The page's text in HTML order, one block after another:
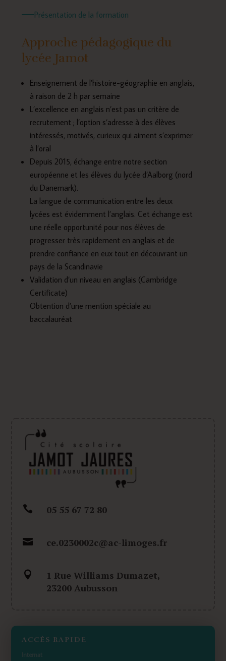
Présentation de la formation
Approche pédagogique du
lycée Jamot
Enseignement de l’histoire-géographie en anglais,
à raison de 2 h par semaine
L’excellence en anglais n’est pas un critère de
recrutement ; l’option s’adresse à des élèves
intéressés, motivés, curieux qui aiment s’exprimer
à l’oral
Depuis 2015, échange entre notre section
européenne et les élèves du lycée d’Aalborg (nord
du Danemark).
La langue de communication entre les deux
lycées est évidemment l’anglais. Cet échange est
une réelle opportunité pour nos élèves de
progresser très rapidement en anglais et de
prendre confiance en eux tout en découvrant un
pays de la Scandinavie
Validation d’un niveau en anglais (Cambridge
Certificate)
Obtention d’une mention spéciale au
baccalauréat
 05 55 67 72 80
 ce.0230002c@ac-limoges.fr

1 Rue Williams Dumazet,
23200 Aubusson
ACCÈS RAPIDE
Internat